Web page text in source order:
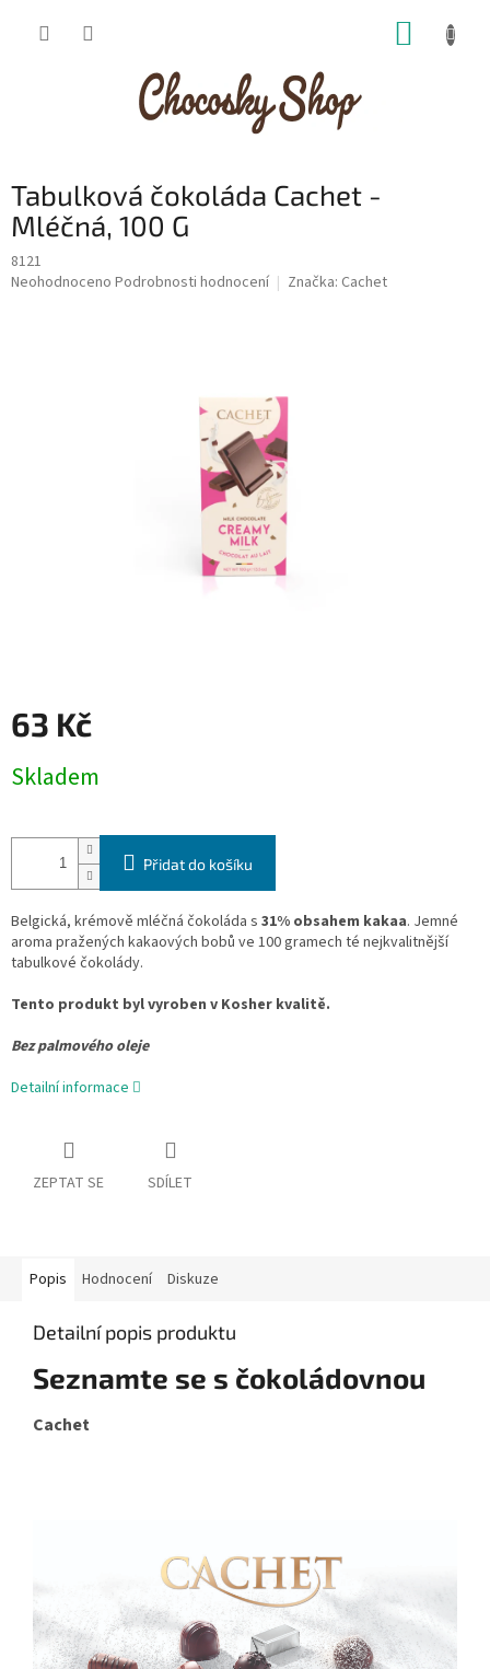
Tabulková čokoláda Cachet -
Mléčná, 100 G
8121
Průměrné
Neohodnoceno Podrobnosti hodnocení Značka: Cachet
63 Kč
cena:
Skladem
Přidat do košíku
Belgická, krémově mléčná čokoláda s 31% obsahem kakaa. Jemné
aroma pražených kakaových bobů ve 100 gramech té nejkvalitnější
tabulkové čokolády.
Tento produkt byl vyroben v Kosher kvalitě.
Bez palmového oleje
Detailní informace
ZEPTAT SE SDÍLET
Popis Hodnocení Diskuze
Detailní popis produktu
Seznamte se s čokoládovnou
Cachet